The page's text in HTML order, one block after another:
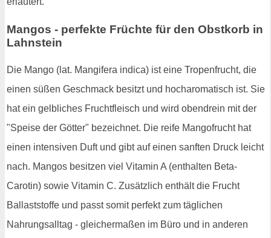
Mangos - perfekte Früchte für den Obstkorb in
Lahnstein
Die Mango (lat. Mangifera indica) ist eine Tropenfrucht, die
einen süßen Geschmack besitzt und hocharomatisch ist. Sie
hat ein gelbliches Fruchtfleisch und wird obendrein mit der
"Speise der Götter" bezeichnet. Die reife Mangofrucht hat
einen intensiven Duft und gibt auf einen sanften Druck leicht
nach. Mangos besitzen viel Vitamin A (enthalten Beta-
Carotin) sowie Vitamin C. Zusätzlich enthält die Frucht
Ballaststoffe und passt somit perfekt zum täglichen
Nahrungsalltag - gleichermaßen im Büro und in anderen